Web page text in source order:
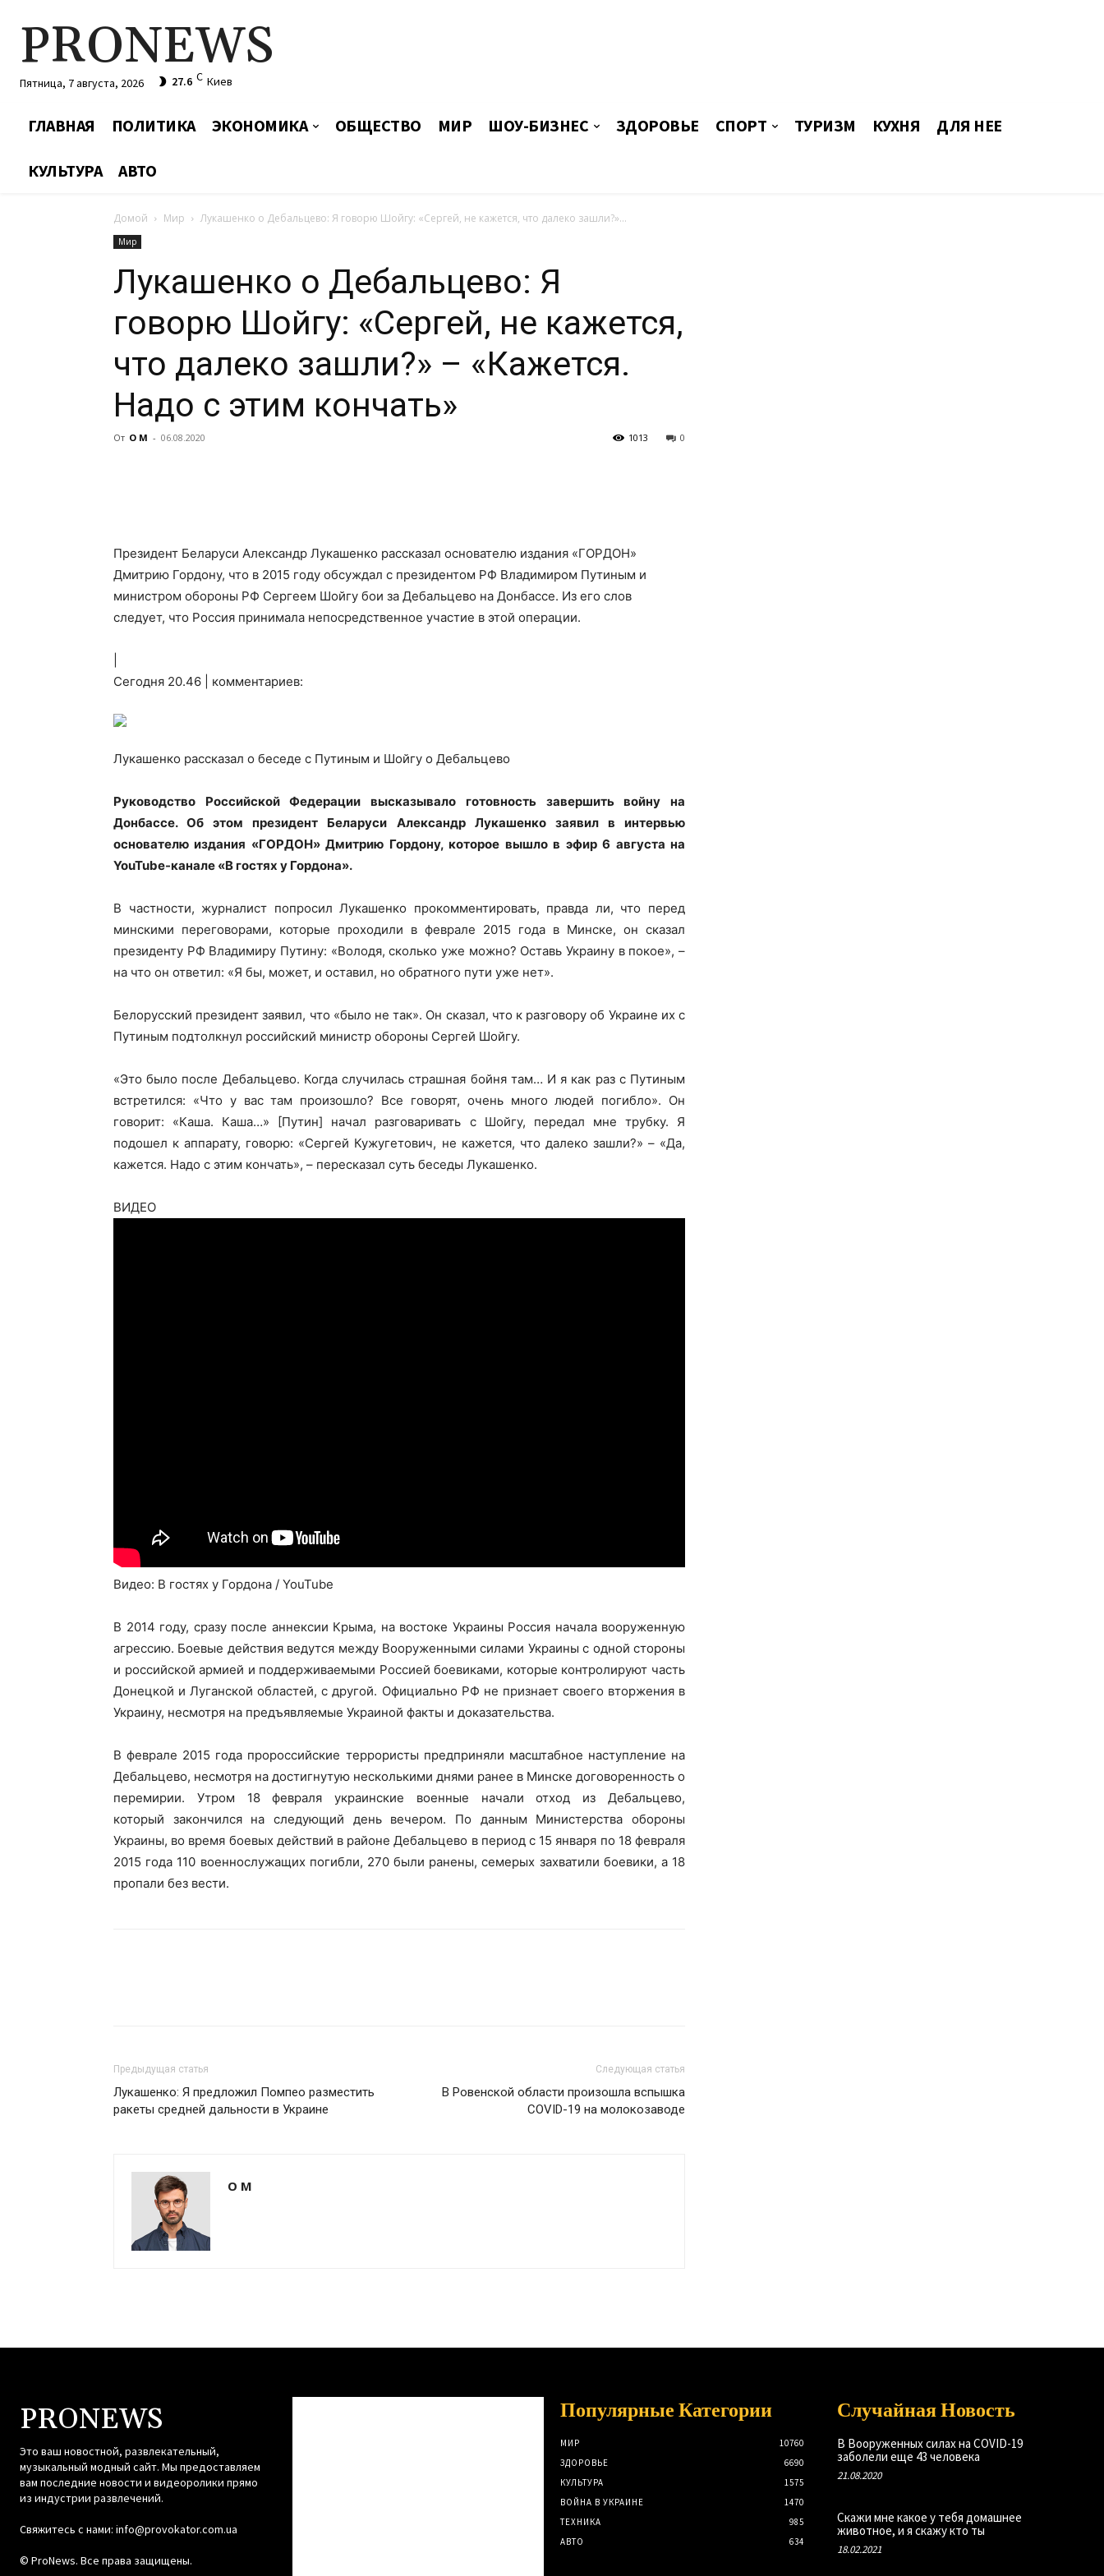
PRONEWS
Пятница, 7 августа, 2026 27.6 C Киев
ГЛАВНАЯ ПОЛИТИКА ЭКОНОМИКА ОБЩЕСТВО МИР ШОУ-БИЗНЕС ЗДОРОВЬЕ СПОРТ ТУРИЗМ КУХНЯ ДЛЯ НЕЕ
КУЛЬТУРА АВТО
Домой Мир Лукашенко о Дебальцево: Я говорю Шойгу: «Сергей, не кажется, что далеко зашли?»...
Мир
Лукашенко о Дебальцево: Я
говорю Шойгу: «Сергей, не кажется,
что далеко зашли?» – «Кажется.
Надо с этим кончать»
От О М - 06.08.2020 0
1013
Президент Беларуси Александр Лукашенко рассказал основателю издания «ГОРДОН»
Дмитрию Гордону, что в 2015 году обсуждал с президентом РФ Владимиром Путиным и
министром обороны РФ Сергеем Шойгу бои за Дебальцево на Донбассе. Из его слов
следует, что Россия принимала непосредственное участие в этой операции.
Сегодня 20.46 | комментариев:
Лукашенко рассказал о беседе с Путиным и Шойгу о Дебальцево
Руководство Российской Федерации высказывало готовность завершить войну на
Донбассе. Об этом президент Беларуси Александр Лукашенко заявил в интервью
основателю издания «ГОРДОН»Дмитрию Гордону, которое вышлов эфир 6 августа на
YouTube-канале «В гостях у Гордона».
В частности, журналист попросил Лукашенко прокомментировать, правда ли, что перед
минскими переговорами, которые проходили в феврале 2015 года в Минске, он сказал
президенту РФ Владимиру Путину: «Володя, сколько уже можно? Оставь Украину в покое», –
на что он ответил: «Я бы, может, и оставил, но обратного пути уже нет».
Белорусский президент заявил, что «было не так». Он сказал, что к разговору об Украине их с
Путиным подтолкнул российский министр обороны Сергей Шойгу.
«Это было после Дебальцево. Когда случилась страшная бойня там… И я как раз с Путиным
встретился: «Что у вас там произошло? Все говорят, очень много людей погибло». Он
говорит: «Каша. Каша…» [Путин] начал разговаривать с Шойгу, передал мне трубку. Я
подошел к аппарату, говорю: «Сергей Кужугетович, не кажется, что далеко зашли?» – «Да,
кажется. Надо с этим кончать», – пересказал суть беседы Лукашенко.
ВИДЕО
Видео: В гостях у Гордона / YouTube
В 2014 году, сразу после аннексии Крыма, на востоке Украины Россия начала вооруженную
агрессию. Боевые действия ведутся между Вооруженными силами Украины с одной стороны
и российской армией и поддерживаемыми Россией боевиками, которые контролируют часть
Донецкой и Луганской областей, с другой. Официально РФ не признает своего вторжения в
Украину, несмотря на предъявляемые Украиной факты и доказательства.
В феврале 2015 года пророссийские террористы предприняли масштабное наступление на
Дебальцево, несмотря на достигнутую несколькими днями ранее в Минске договоренность о
перемирии. Утром 18 февраля украинские военные начали отход из Дебальцево,
который закончился на следующий день вечером. По данным Министерства обороны
Украины, во время боевых действий в районе Дебальцево в период с 15 января по 18 февраля
2015 года 110 военнослужащих погибли, 270 были ранены, семерых захватили боевики, а 18
пропали без вести.
Предыдущая статья
Лукашенко: Я предложил Помпео разместить
ракеты средней дальности в Украине
Следующая статья
В Ровенской области произошла вспышка
COVID-19 на молокозаводе
О М
PRONEWS
Это ваш новостной, развлекательный,
музыкальный модный сайт. Мы предоставляем
вам последние новости и видеоролики прямо
из индустрии развлечений.
Свяжитесь с нами: info@provokator.com.ua
© ProNews. Все права защищены.
Популярные Категории
МИР
10760
ЗДОРОВЬЕ
6690
КУЛЬТУРА
1575
ВОЙНА В УКРАИНЕ
1470
ТЕХНИКА
985
АВТО
634
Случайная Новость
В Вооруженных силах на COVID-19
заболели еще 43 человека
21.08.2020
Скажи мне какое у тебя домашнее
животное, и я скажу кто ты
18.02.2021